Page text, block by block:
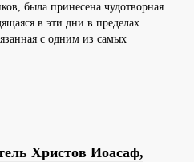
была принесена чудотворная
в эти дни в пределах
с одним из самых
Христов Иоасаф,